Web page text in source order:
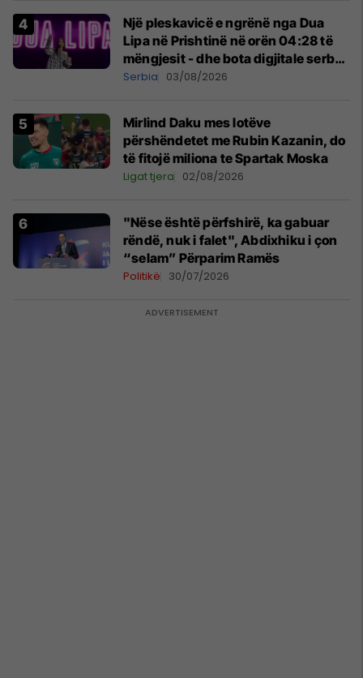
Një pleskavicë e ngrënë nga Dua
Lipa në Prishtinë në orën 04:28 të
mëngjesit - dhe bota digjitale serbe
shpall gjendjen e luftës
Serbia 03/08/2026
Mirlind Daku mes lotëve
përshëndetet me Rubin Kazanin, do
të fitojë miliona te Spartak Moska
Ligat tjera 02/08/2026
"Nëse është përfshirë, ka gabuar
rëndë, nuk i falet", Abdixhiku i çon
“selam” Përparim Ramës
Politikë 30/07/2026